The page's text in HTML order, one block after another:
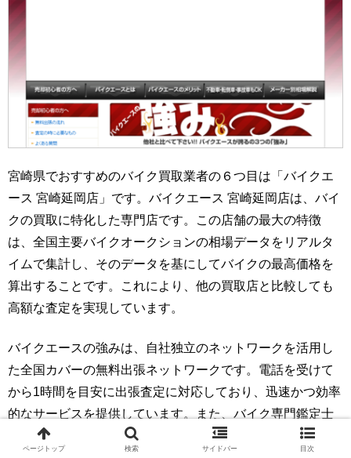
宮崎県でおすすめのバイク買取業者の６つ目は「バイクエ
ース 宮崎延岡店」です。バイクエース 宮崎延岡店は、バイ
クの買取に特化した専門店です。この店舗の最大の特徴
は、全国主要バイクオークションの相場データをリアルタ
イムで集計し、そのデータを基にしてバイクの最高価格を
算出することです。これにより、他の買取店と比較しても
高額な査定を実現しています。
バイクエースの強みは、自社独立のネットワークを活用し
た全国カバーの無料出張ネットワークです。電話を受けて
から1時間を目安に出張査定に対応しており、迅速かつ効率
的なサービスを提供しています。また、バイク専門鑑定士
による車両点検時間の短縮や、無駄な交渉時間を省くこと
ページトップ 検索 サイドバー 目次